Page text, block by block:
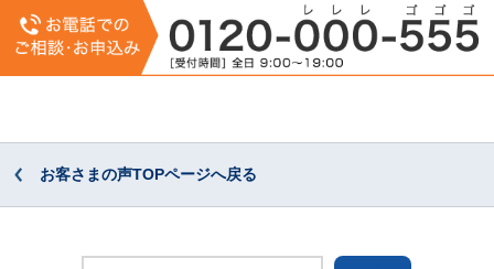
お客さまの声TOPページへ戻る